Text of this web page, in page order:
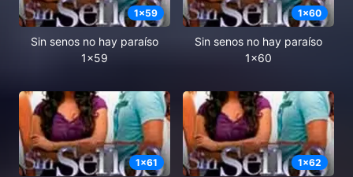
1x59
Sin senos no hay paraíso
1x59
1x60
Sin senos no hay paraíso
1x60
1x61 1x62